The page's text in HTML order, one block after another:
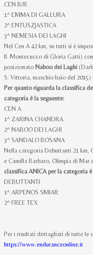
CEN B/R
1^ EMMA DI GALLURA
2^ ENTUSZJASTICA
3^ NEMESIA DEI LAGHI
Nel Cen A 42 km, su tutti si è
ll. Montecucco di Gloria Gatti)
posizionato Naboo dei Laghi
S. Vittoria, maschio baio del
Per quanto riguarda la classifica
categoria è la seguente:
CEN A
1^ ZARINA CHANDRA
2^ NABOO DEI LAGHI
3^ SANDALO BOSANA
Nella categoria Debuttanti 21 km,
e Camilla Barbaro, Olimpia di Mar
classifica ANICA per la categoria
DEBUTTANTI
1^ ARPENOS SMIAR
2^ FREE TEX
Per i risultati dettagliati di tutte le
https://www.enduranceonline.it